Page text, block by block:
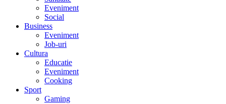
Eveniment
Social
Business
Eveniment
Job-uri
Cultura
Educatie
Eveniment
Cooking
Sport
Gaming